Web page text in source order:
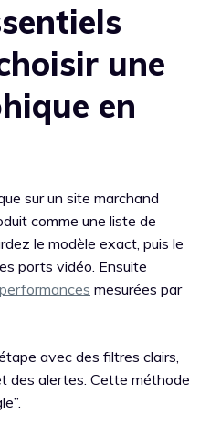
une
en
sur un site marchand
comme une liste de
le modèle exact, puis le
ports vidéo. Ensuite
performances mesurées par
avec des filtres clairs,
des alertes. Cette méthode